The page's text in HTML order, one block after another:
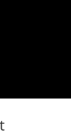
Die
erinnern